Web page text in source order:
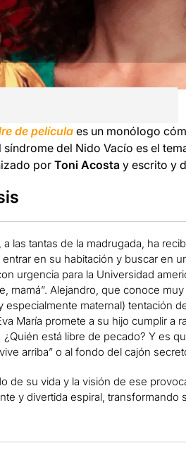
de películaes un monólogo
síndrome del Nido Vacío es el
por Toni Acosta y escrito y
a las tantas de la madrugada, ha
entrar en su habitación y buscar en
urgencia para la Universidad
mamá”. Alejandro, que conoce
especialmente maternal) tentación
María promete a su hijo cumplir a
está libre de pecado? Y es
arriba” o al fondo del cajón
de su vida y la visión de ese
y divertida espiral, transformando